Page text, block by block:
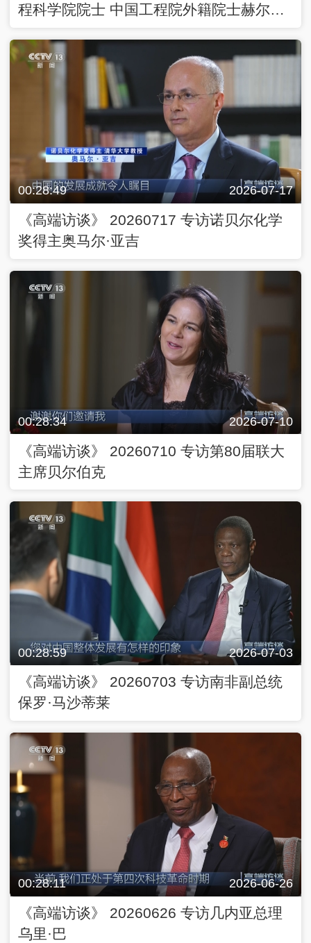
程科学院院士 中国工程院外籍院士赫尔佐
00:28:49 2026-07-17
《高端访谈》 20260717 专访诺贝尔化学
奖得主奥马尔·亚吉
00:28:34 2026-07-10
《高端访谈》 20260710 专访第80届联大
主席贝尔伯克
00:28:59 2026-07-03
《高端访谈》 20260703 专访南非副总统
保罗·马沙蒂莱
00:28:11 2026-06-26
《高端访谈》 20260626 专访几内亚总理
乌里·巴